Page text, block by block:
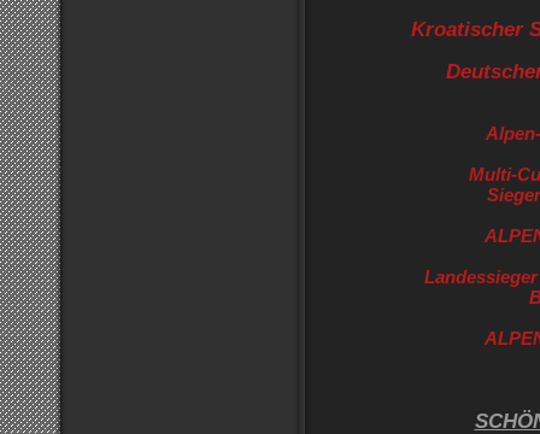
Kroatischer
Multi-